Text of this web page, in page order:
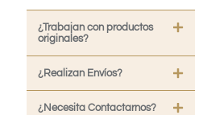
¿Trabajan con productos
originales?
¿Realizan Envíos?
¿Necesita Contactarnos?